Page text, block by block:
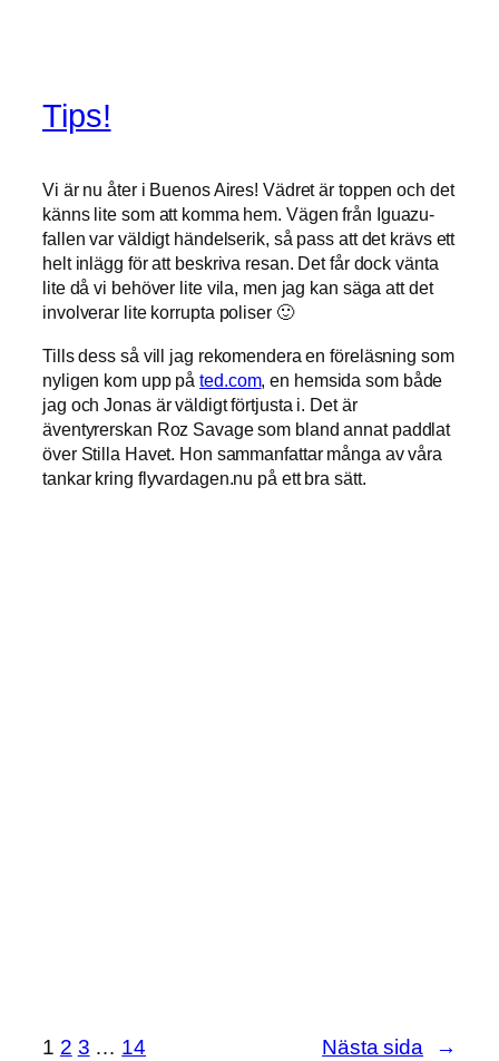
Tips!
Vi är nu åter i Buenos Aires! Vädret är toppen och det
känns lite som att komma hem. Vägen från Iguazu-
fallen var väldigt händelserik, så pass att det krävs ett
helt inlägg för att beskriva resan. Det får dock vänta
lite då vi behöver lite vila, men jag kan säga att det
involverar lite korrupta poliser 🙂
Tills dess så vill jag rekomendera en föreläsning som
nyligen kom upp påted.com, en hemsida som både
jag och Jonas är väldigt förtjusta i. Det är
äventyrerskan Roz Savage som bland annat paddlat
över Stilla Havet. Hon sammanfattar många av våra
tankar kring flyvardagen.nu på ett bra sätt.
1 2 3 … 14 Nästa sida →